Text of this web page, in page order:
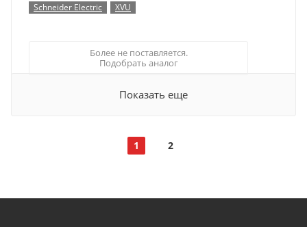
Schneider Electric
XVU
Более не поставляется.
Подобрать аналог
Показать еще
1 2